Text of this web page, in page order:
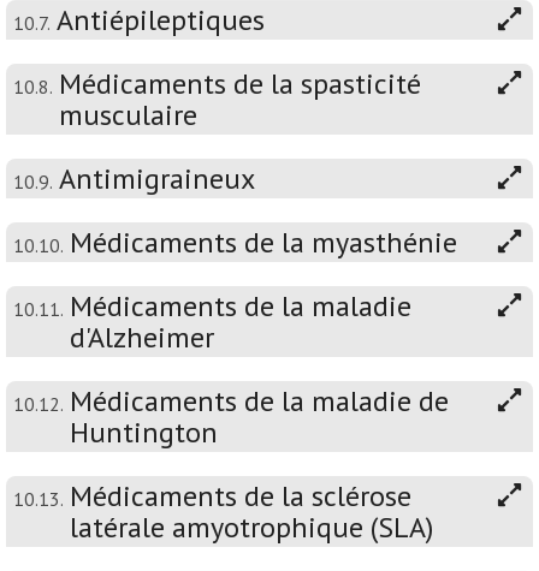
10.7. Antiépileptiques
10.8. Médicaments de la spasticité
musculaire
10.9. Antimigraineux
10.10. Médicaments de la myasthénie
10.11. Médicaments de la maladie
d'Alzheimer
10.12. Médicaments de la maladie de
Huntington
10.13. Médicaments de la sclérose
latérale amyotrophique (SLA)